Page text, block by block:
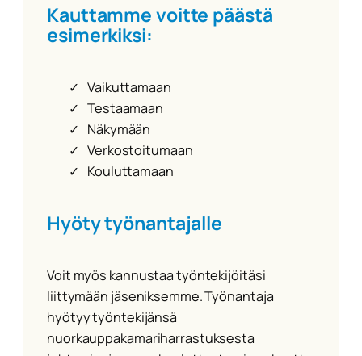
Kauttamme voitte päästä
esimerkiksi:
Vaikuttamaan
Testaamaan
Näkymään
Verkostoitumaan
Kouluttamaan
Hyöty työnantajalle
Voit myös kannustaa työntekijöitäsi
liittymään jäseniksemme. Työnantaja
hyötyy työntekijänsä
nuorkauppakamariharrastuksesta